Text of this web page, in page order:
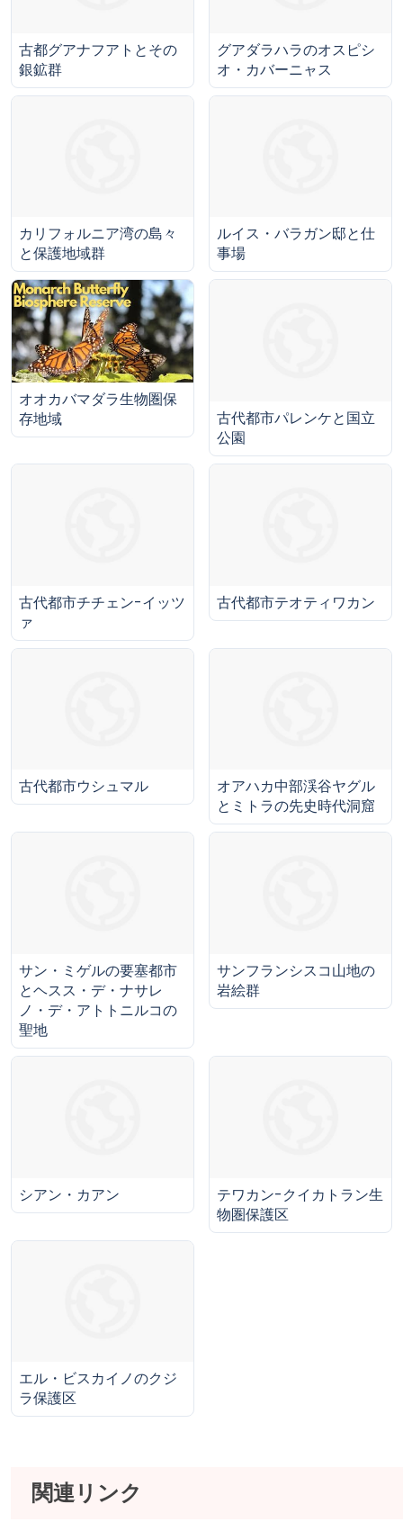
古都グアナフアトとその
銀鉱群
グアダラハラのオスピシ
オ・カバーニャス
カリフォルニア湾の島々
と保護地域群
ルイス・バラガン邸と仕
事場
オオカバマダラ生物圏保
存地域
古代都市パレンケと国立
公園
古代都市チチェン-イッツ
ァ
古代都市テオティワカン
古代都市ウシュマル
オアハカ中部渓谷ヤグル
とミトラの先史時代洞窟
サン・ミゲルの要塞都市
とヘスス・デ・ナサレ
ノ・デ・アトトニルコの
聖地
サンフランシスコ山地の
岩絵群
シアン・カアン
テワカン-クイカトラン生
物圏保護区
エル・ビスカイノのクジ
ラ保護区
関連リンク